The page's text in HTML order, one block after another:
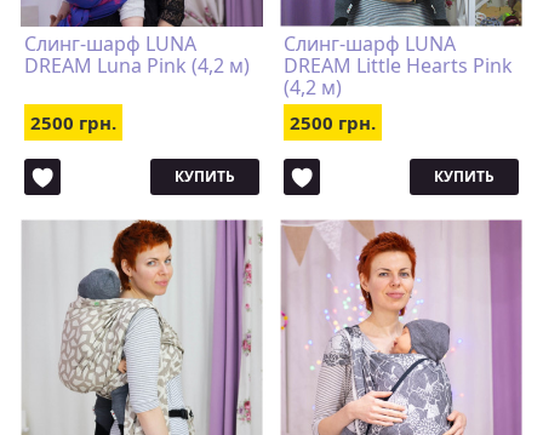
Слинг-шарф LUNA
DREAM Luna Pink (4,2 м)
2500 грн.
КУПИТЬ
Слинг-шарф LUNA
DREAM Little Hearts Pink
(4,2 м)
2500 грн.
КУПИТЬ